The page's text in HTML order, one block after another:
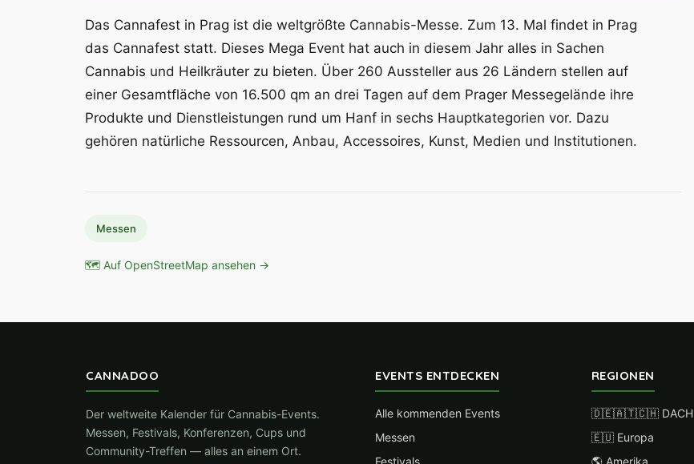
Das Cannafest in Prag ist die weltgrößte Cannabis-Messe. Zum 13. Mal findet in Prag
das Cannafest statt. Dieses Mega Event hat auch in diesem Jahr alles in Sachen
Cannabis und Heilkräuter zu bieten. Über 260 Aussteller aus 26 Ländern stellen auf
einer Gesamtfläche von 16.500 qm an drei Tagen auf dem Prager Messegelände ihre
Produkte und Dienstleistungen rund um Hanf in sechs Hauptkategorien vor. Dazu
gehören natürliche Ressourcen, Anbau, Accessoires, Kunst, Medien und Institutionen.
Messen
🗺 Auf OpenStreetMap ansehen →
CANNADOO
Der weltweite Kalender für Cannabis-Events.
Messen, Festivals, Konferenzen, Cups und
Community-Treffen — alles an einem Ort.
EVENTS ENTDECKEN
Alle kommenden Events
Messen
Festivals
REGIONEN
🇩🇪🇦🇹🇨🇭 DACH
🇪🇺 Europa
🌎 Amerika